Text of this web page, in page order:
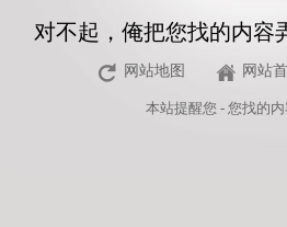
对不起，俺把您找的内容
网站地图 网站
本站提醒您 - 您找的